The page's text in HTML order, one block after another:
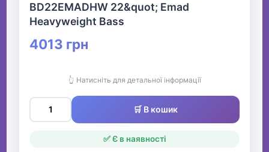
BD22EMADHW 22&quot; Emad
Heavyweight Bass
4013 грн
👆 Натисніть для детальної інформації
🛒 В кошик
✅ Є в наявності